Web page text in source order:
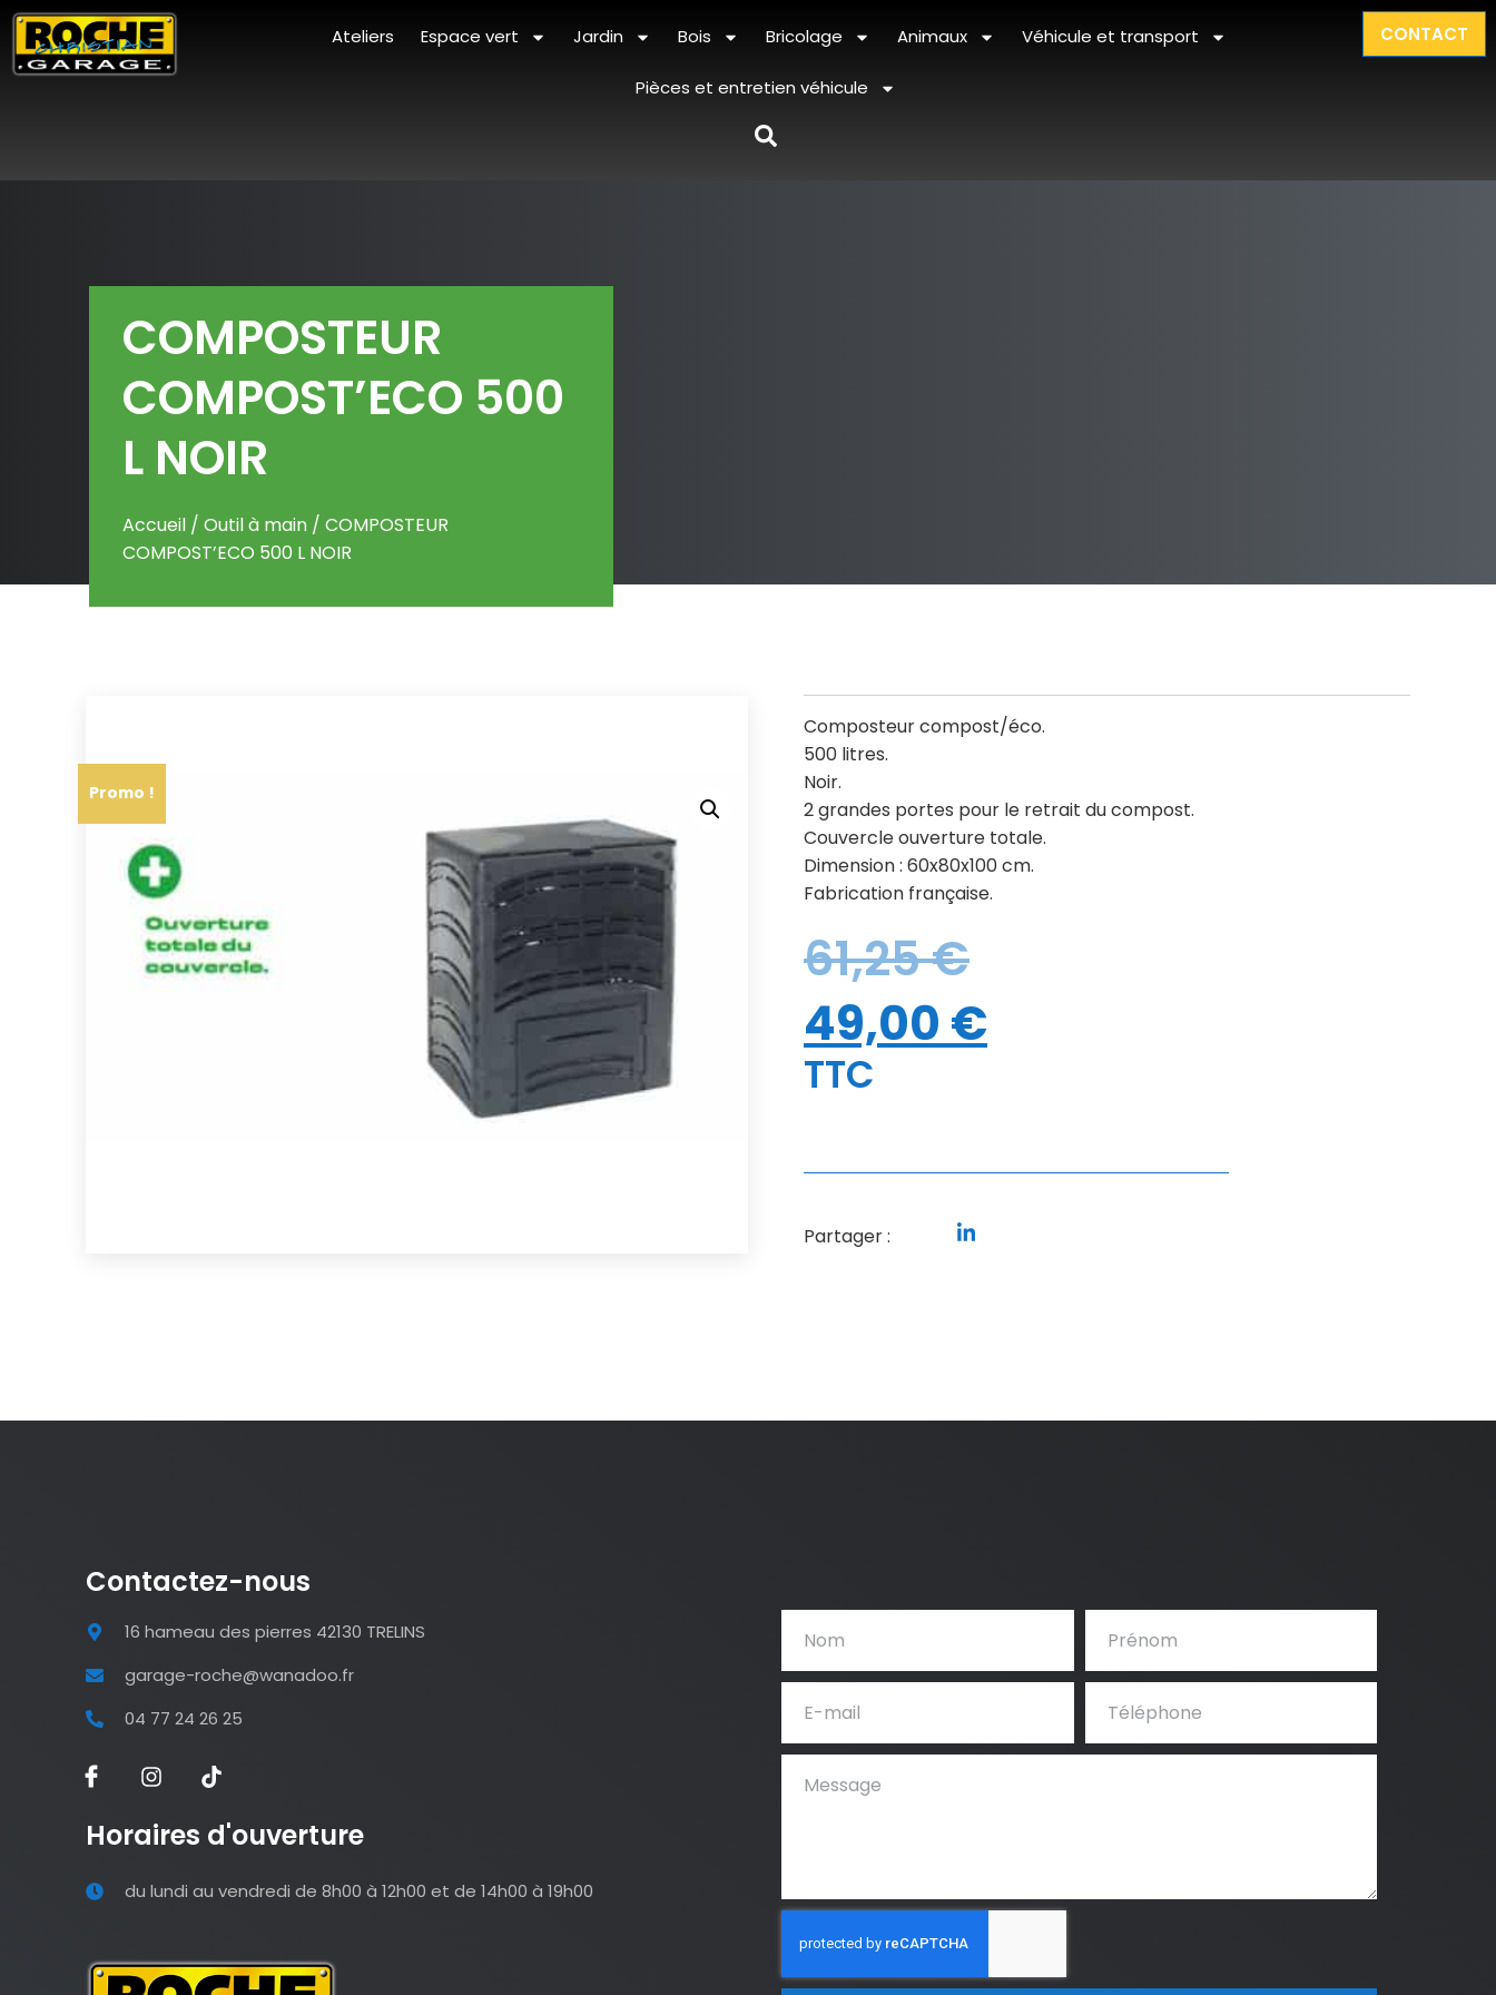
Ateliers Espace vert Jardin Bois Bricolage Animaux Véhicule et transport
Pièces et entretien véhicule
CONTACT
COMPOSTEUR
COMPOST’ECO 500
L NOIR
Accueil / Outil à main / COMPOSTEUR
COMPOST’ECO 500 L NOIR
Promo !
Composteur compost/éco.
500 litres.
Noir.
2 grandes portes pour le retrait du compost.
Couvercle ouverture totale.
Dimension : 60x80x100 cm.
Fabrication française.
61,25€
49,00 €
TTC
Partager :
Contactez-nous
16 hameau des pierres 42130 TRELINS
garage-roche@wanadoo.fr
04 77 24 26 25
Horaires d'ouverture
du lundi au vendredi de 8h00 à 12h00 et de 14h00 à 19h00